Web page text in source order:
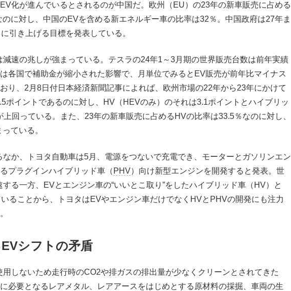
化が進んでいるとされるのが中国だ。欧州（EU）の23年の新車販売に占める
に対し、中国のEVを含める新エネルギー車の比率は32％。中国政府は27年ま
引き上げる目標を発表している。
速の兆しが強まっている。テスラの24年1～3月期の世界販売台数は前年実績
各国で補助金が縮小された影響で、月単位でみるとEV販売が前年比マイナス
り、2月8日付日本経済新聞記事によれば、欧州市場の22年から23年にかけて
ポイントであるのに対し、HV（HEVのみ）のそれは3.1ポイントとハイブリッ
上回っている。また、23年の新車販売に占めるHVの比率は33.5％なのに対し、
ている。
か、トヨタ自動車は5月、電源をつないで充電でき、モーターとガソリンエン
プラグインハイブリッド車（ PHV）向け新型エンジンを開発すると発表。世
る一方、EVとエンジン車の“いいとこ取り”をしたハイブリッド車（HV）と
ることから、トヨタはEVやエンジン車だけでなくHVとPHVの開発にも注力
シフトの矛盾
しないため走行時のCO2や排ガスの排出量が少なくクリーンとされてきた
必要となるレアメタル、レアアースをはじめとする原材料の採掘、車両の生